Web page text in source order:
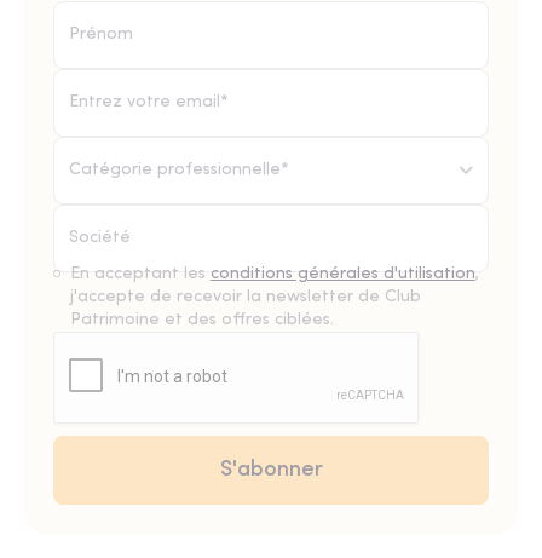
Catégorie professionnelle*
En acceptant les conditions générales d'utilisation,
j'accepte de recevoir la newsletter de Club
Patrimoine et des offres ciblées.